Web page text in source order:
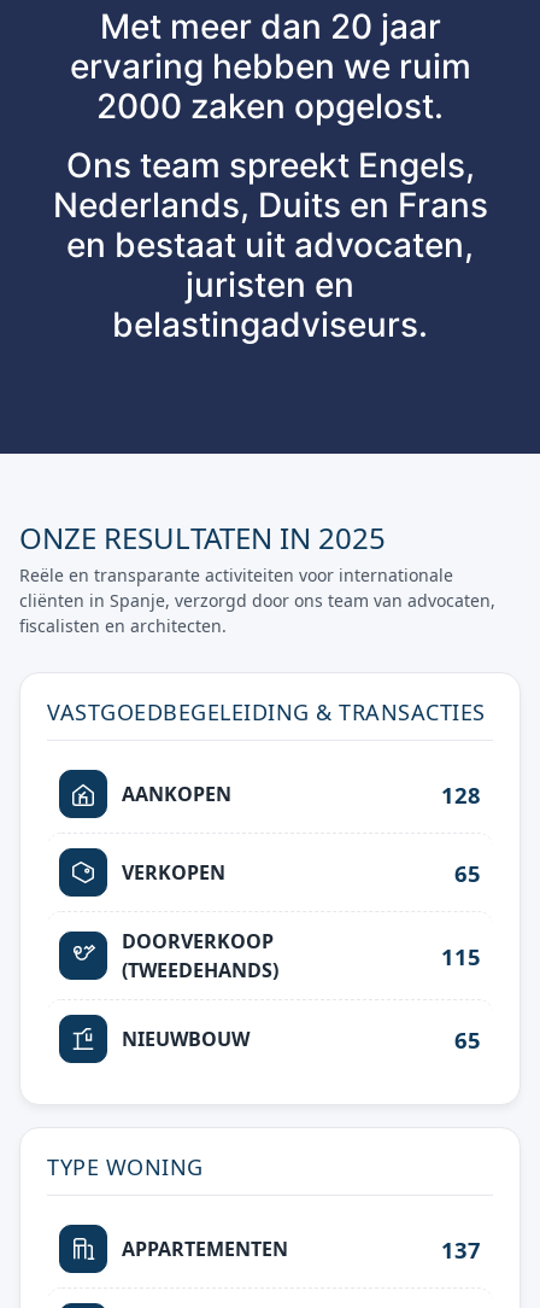
Met meer dan 20 jaar
ervaring hebben we ruim
2000 zaken opgelost.
Ons team spreekt Engels,
Nederlands, Duits en Frans
en bestaat uit advocaten,
juristen en
belastingadviseurs.
ONZE RESULTATEN IN 2025
Reële en transparante activiteiten voor internationale
cliënten in Spanje, verzorgd door ons team van advocaten,
fiscalisten en architecten.
VASTGOEDBEGELEIDING & TRANSACTIES
AANKOPEN 128
VERKOPEN 65
DOORVERKOOP
(TWEEDEHANDS)
115
NIEUWBOUW 65
TYPE WONING
APPARTEMENTEN 137